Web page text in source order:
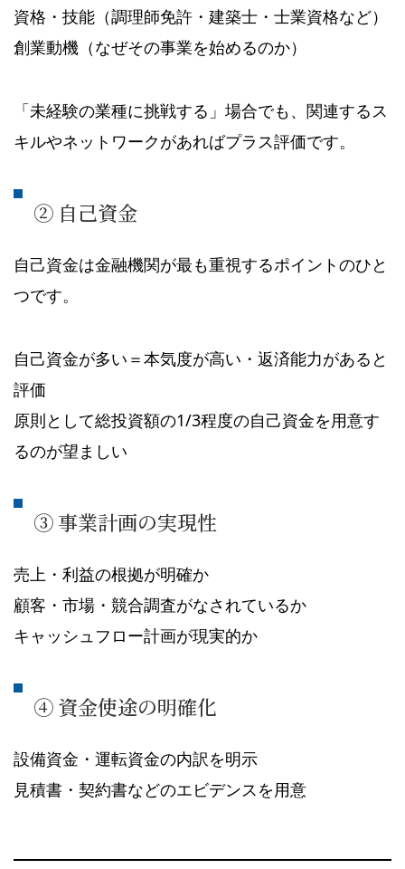
資格・技能（調理師免許・建築士・士業資格など）
創業動機（なぜその事業を始めるのか）
「未経験の業種に挑戦する」場合でも、関連するス
キルやネットワークがあればプラス評価です。
② 自己資金
自己資金は金融機関が最も重視するポイントのひと
つです。
自己資金が多い＝本気度が高い・返済能力があると
評価
原則として総投資額の1/3程度の自己資金を用意す
るのが望ましい
③ 事業計画の実現性
売上・利益の根拠が明確か
顧客・市場・競合調査がなされているか
キャッシュフロー計画が現実的か
④ 資金使途の明確化
設備資金・運転資金の内訳を明示
見積書・契約書などのエビデンスを用意